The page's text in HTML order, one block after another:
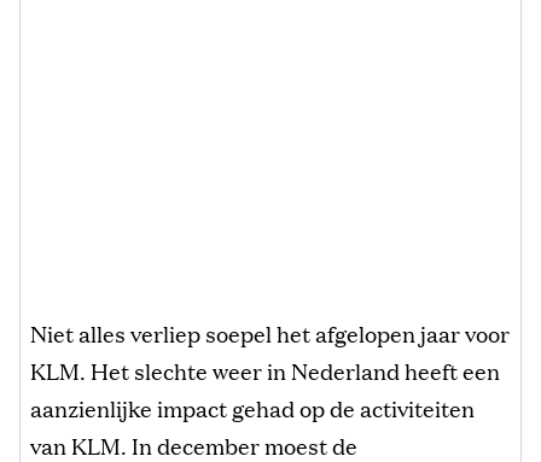
Niet alles verliep soepel het afgelopen jaar voor
KLM. Het slechte weer in Nederland heeft een
aanzienlijke impact gehad op de activiteiten
van KLM. In december moest de